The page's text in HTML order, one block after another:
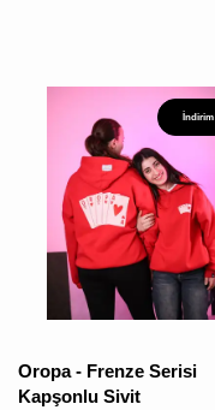
İndirim
Oropa - Frenze Serisi
Kapşonlu Sivit